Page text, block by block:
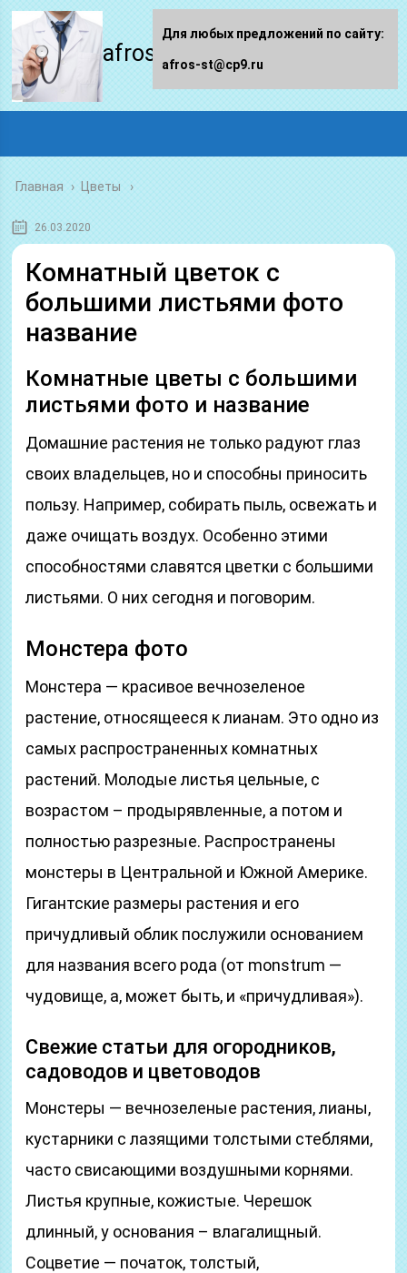
afros-st.ru
Главная › Цветы
26.03.2020
Комнатный цветок с
большими листьями фото
название
Комнатные цветы с большими
листьями фото и название
Домашние растения не только радуют глаз
своих владельцев, но и способны приносить
пользу. Например, собирать пыль, освежать и
даже очищать воздух. Особенно этими
способностями славятся цветки с большими
листьями. О них сегодня и поговорим.
Монстера фото
Монстера — красивое вечнозеленое
растение, относящееся к лианам. Это одно из
самых распространенных комнатных
растений. Молодые листья цельные, с
возрастом – продырявленные, а потом и
полностью разрезные. Распространены
монстеры в Центральной и Южной Америке.
Гигантские размеры растения и его
причудливый облик послужили основанием
для названия всего рода (от monstrum —
чудовище, а, может быть, и «причудливая»).
Свежие статьи для огородников,
садоводов и цветоводов
Монстеры — вечнозеленые растения, лианы,
кустарники с лазящими толстыми стеблями,
часто свисающими воздушными корнями.
Листья крупные, кожистые. Черешок
длинный, у основания – влагалищный.
Соцветие — початок, толстый,
Для любых предложений по сайту:
afros-st@cp9.ru